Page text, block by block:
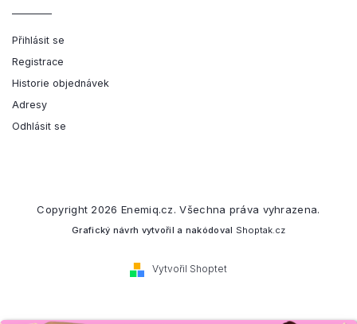
Přihlásit se
Registrace
Historie objednávek
Adresy
Odhlásit se
Vytvořil Shoptet
Copyright 2026 Enemiq.cz. Všechna práva vyhrazena.
Grafický návrh vytvořil a nakódoval Shoptak.cz